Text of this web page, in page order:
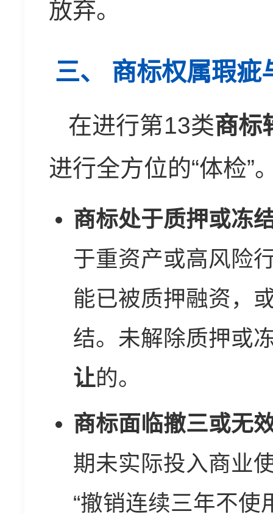
放弃。
三、 商标权属瑕疵
在进行第13类商标
进行全方位的“体检”
商标处于质押或冻
于重资产或高风险
能已被质押融资，
结。未解除质押或
让的。
商标面临撤三或无
期未实际投入商业
“撤销连续三年不使